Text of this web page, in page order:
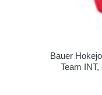
Bauer
Team